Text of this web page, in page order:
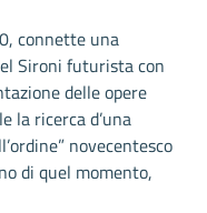
connette una
Sironi futurista con
delle opere
la ricerca d’una
novecentesco
di quel momento,